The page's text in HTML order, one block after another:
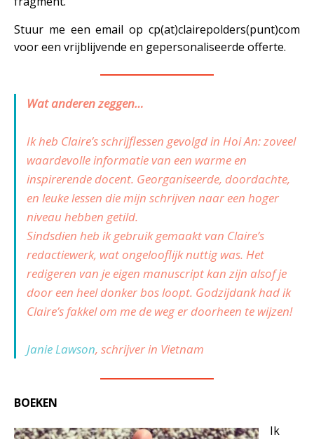
Stuur me een email op cp(at)clairepolders(punt)com
voor een vrijblijvende en gepersonaliseerde offerte.
—————————
Wat anderen zeggen…
Ik heb Claire’s schrijflessen gevolgd in Hoi An: zoveel
waardevolle informatie van een warme en
inspirerende docent. Georganiseerde, doordachte,
en leuke lessen die mijn schrijven naar een hoger
niveau hebben getild.
Sindsdien heb ik gebruik gemaakt van Claire’s
redactiewerk, wat ongelooflijk nuttig was. Het
redigeren van je eigen manuscript kan zijn alsof je
door een heel donker bos loopt. Godzijdank had ik
Claire’s fakkel om me de weg er doorheen te wijzen!
Janie Lawson, schrijver in Vietnam
—————————
BOEKEN
Ik